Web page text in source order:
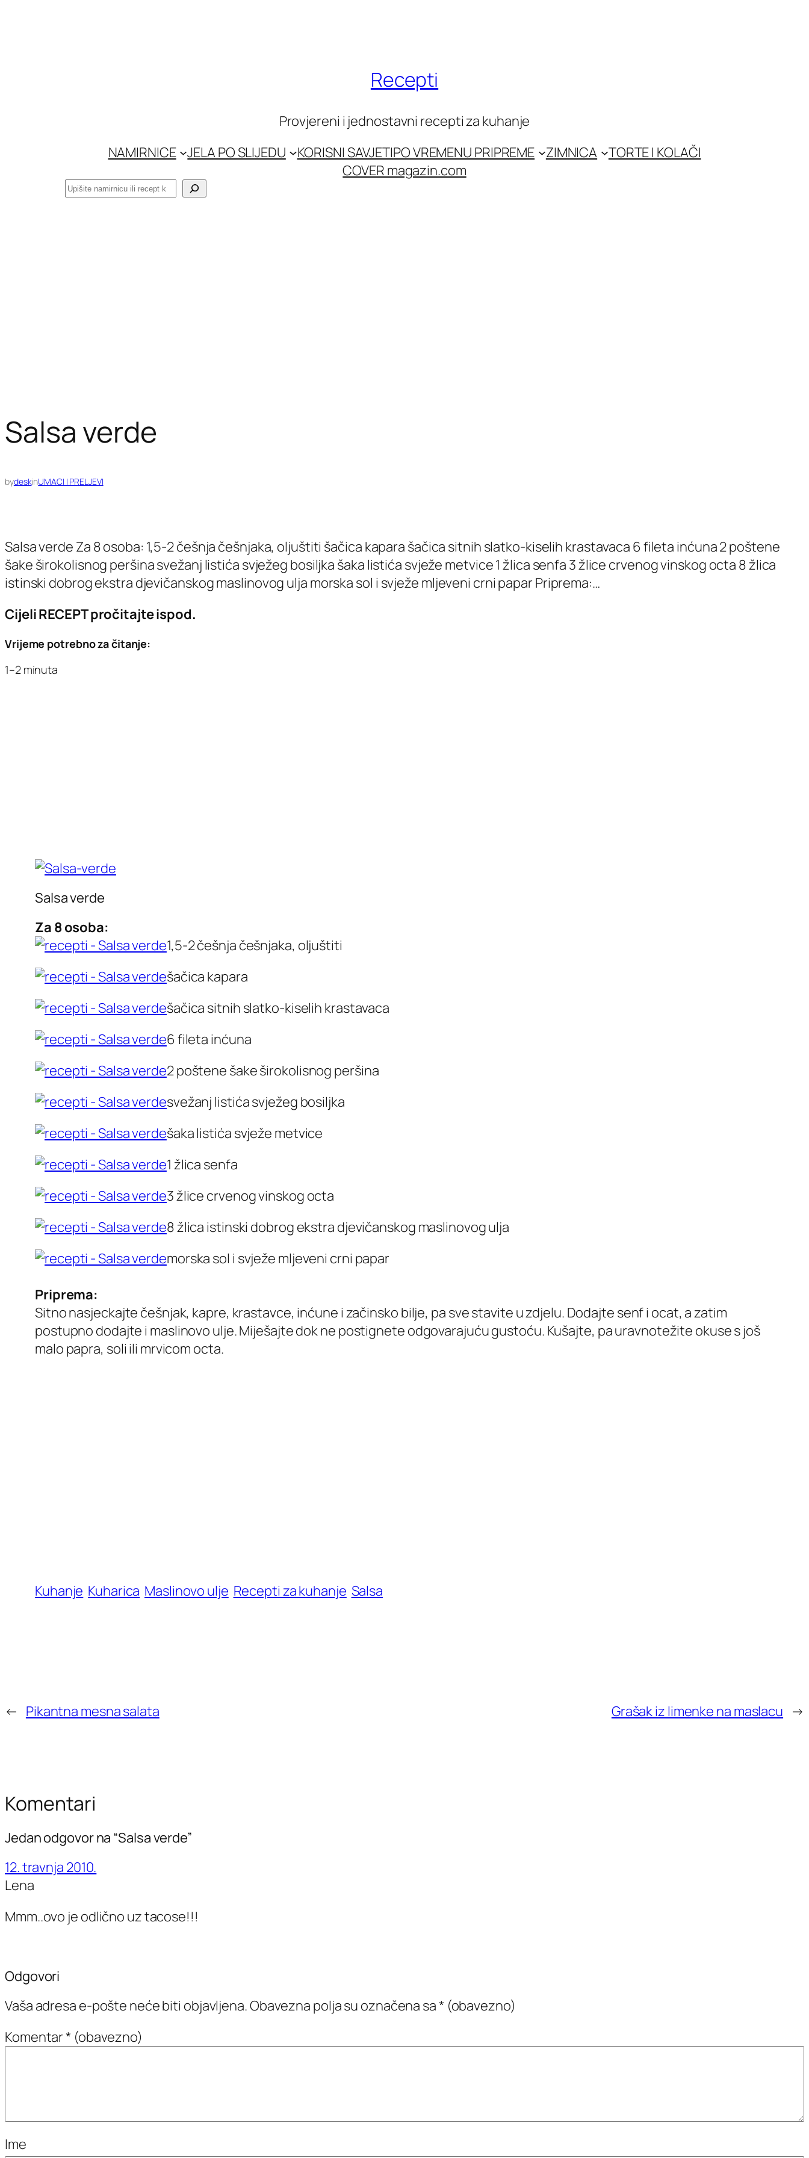
Recepti
Provjereni i jednostavni recepti za kuhanje
NAMIRNICE
JELA PO SLIJEDU KORISNI SAVJETIPO VREMENU PRIPREME ZIMNICA
TORTE I KOLAČI
COVER magazin.com
Pretraga
Salsa verde
bydeskinUMACI I PRELJEVI
Salsa verde Za 8 osoba: 1,5-2 češnja češnjaka, oljuštiti šačica kapara šačica sitnih slatko-kiselih krastavaca 6 fileta inćuna 2 poštene
šake širokolisnog peršina svežanj listića svježeg bosiljka šaka listića svježe metvice 1 žlica senfa 3 žlice crvenog vinskog octa 8 žlica
istinski dobrog ekstra djevičanskog maslinovog ulja morska sol i svježe mljeveni crni papar Priprema:…
Cijeli RECEPT pročitajte ispod.
Vrijeme potrebno za čitanje:
1–2 minuta
Salsa verde
Za 8 osoba:
1,5-2 češnja češnjaka, oljuštiti
šačica kapara
šačica sitnih slatko-kiselih krastavaca
6 fileta inćuna
2 poštene šake širokolisnog peršina
svežanj listića svježeg bosiljka
šaka listića svježe metvice
1 žlica senfa
3 žlice crvenog vinskog octa
8 žlica istinski dobrog ekstra djevičanskog maslinovog ulja
morska sol i svježe mljeveni crni papar
Priprema:
Sitno nasjeckajte češnjak, kapre, krastavce, inćune i začinsko bilje, pa sve stavite u zdjelu. Dodajte senf i ocat, a zatim
postupno dodajte i maslinovo ulje. Miješajte dok ne postignete odgovarajuću gustoću. Kušajte, pa uravnotežite okuse s još
malo papra, soli ili mrvicom octa.
Kuhanje Kuharica Maslinovo ulje Recepti za kuhanje Salsa
← Pikantna mesna salata Grašak iz limenke na maslacu →
Komentari
Jedan odgovor na “Salsa verde”
12. travnja 2010.
Lena
Mmm..ovo je odlično uz tacose!!!
Odgovori
Vaša adresa e-pošte neće biti objavljena.Obavezna polja su označena sa* (obavezno)
Komentar* (obavezno)
Ime